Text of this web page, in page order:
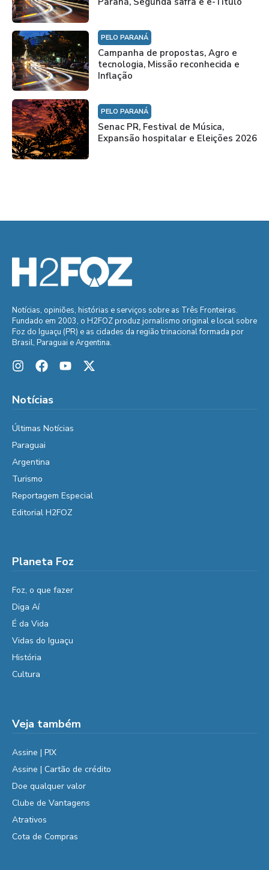
PELO PARANÁ
Campanha de propostas, Agro e
tecnologia, Missão reconhecida e
Inflação
PELO PARANÁ
Senac PR, Festival de Música,
Expansão hospitalar e Eleições 2026
Notícias, opiniões, histórias e serviços sobre as Três Fronteiras.
Fundado em 2003, o H2FOZ produz jornalismo original e local sobre
Foz do Iguaçu (PR) e as cidades da região trinacional formada por
Brasil, Paraguai e Argentina.
Notícias
Últimas Notícias
Paraguai
Argentina
Turismo
Reportagem Especial
Editorial H2FOZ
Planeta Foz
Foz, o que fazer
Diga Aí
É da Vida
Vidas do Iguaçu
História
Cultura
Veja também
Assine | PIX
Assine | Cartão de crédito
Doe qualquer valor
Clube de Vantagens
Atrativos
Cota de Compras